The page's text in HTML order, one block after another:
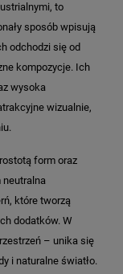
to
sposób wpisują
odchodzi się od
kompozycje. Ich
wysoka
wizualnie,
form oraz
neutralna
które tworzą
dodatków. W
– unika się
i naturalne światło.